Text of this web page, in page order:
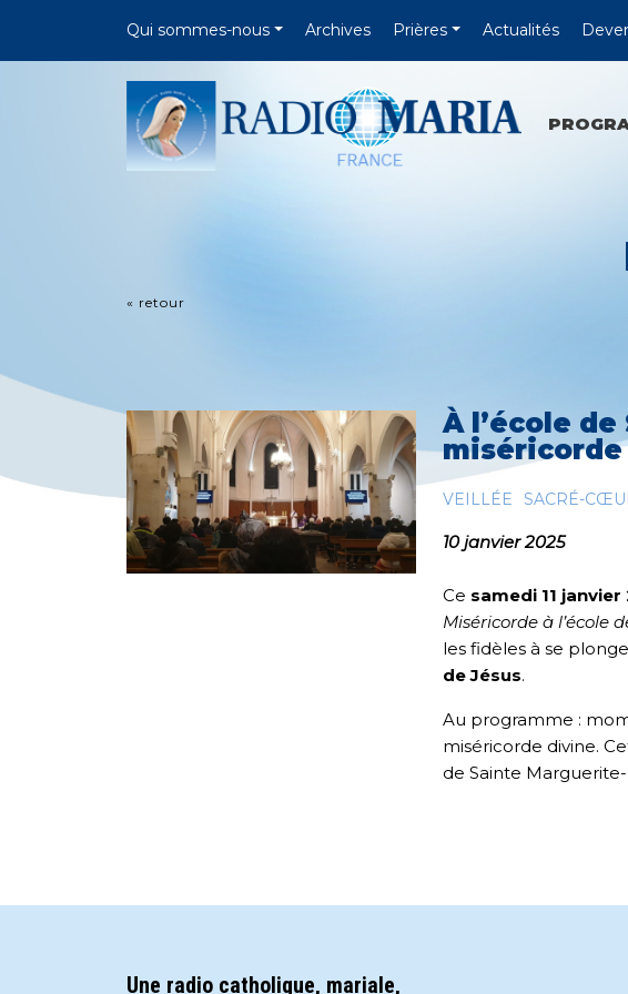
Qui sommes-nous Archives Prières Actualités
« retour
À l’école
miséricorde
VEILLÉE SACRÉ-
10 janvier 2025
Ce samedi 11 janvier
Miséricorde à l’école
les fidèles à se
de Jésus.
Au programme :
miséricorde divine.
de Sainte
Une radio catholique, mariale,